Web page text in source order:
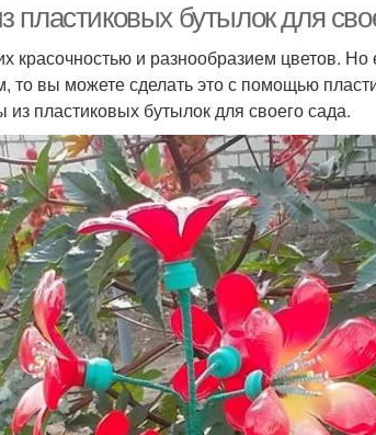
бутылок для
и разнообразием цветов. Но
вы можете сделать это с помощью
пластиковых бутылок для своего сада.